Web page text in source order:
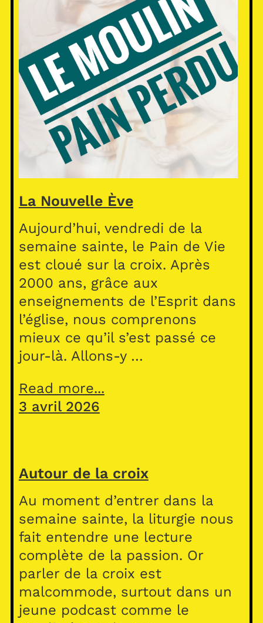
La Nouvelle Ève
Aujourd’hui, vendredi de la
semaine sainte, le Pain de Vie
est cloué sur la croix. Après
2000 ans, grâce aux
enseignements de l’Esprit dans
l’église, nous comprenons
mieux ce qu’il s’est passé ce
jour-là. Allons-y …
Read more...
3 avril 2026
Autour de la croix
Au moment d’entrer dans la
semaine sainte, la liturgie nous
fait entendre une lecture
complète de la passion. Or
parler de la croix est
malcommode, surtout dans un
jeune podcast comme le